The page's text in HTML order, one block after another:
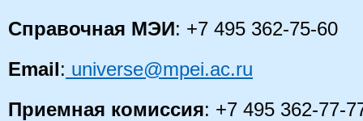
Справочная МЭИ: +7 495 362-75-60
Email: universe@mpei.ac.ru
Приемная комиссия: +7 495 362-77-